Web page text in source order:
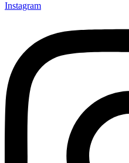
Instagram